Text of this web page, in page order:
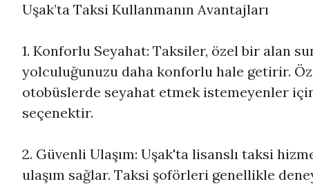
Uşak’ta Taksi Kullanmanın Avantajları
1. Konforlu Seyahat: Taksiler, özel bir alan
yolculuğunuzu daha konforlu hale getirir.
otobüslerde seyahat etmek istemeyenler
seçenektir.
2. Güvenli Ulaşım: Uşak'ta lisanslı taksi
ulaşım sağlar. Taksi şoförleri genellikle